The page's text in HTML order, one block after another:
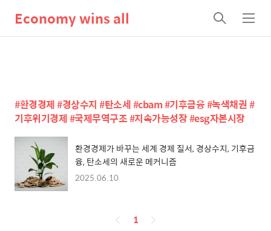
Economy wins all
검
색
메
뉴
#환경경제 #경상수지 #탄소세 #cbam #기후금융 #녹색채권 #
기후위기경제 #국제무역구조 #지속가능성장 #esg자본시장
환경경제가 바꾸는 세계 경제 질서, 경상수지, 기후금
융, 탄소세의 새로운 메커니즘
2025.06.10
페
1